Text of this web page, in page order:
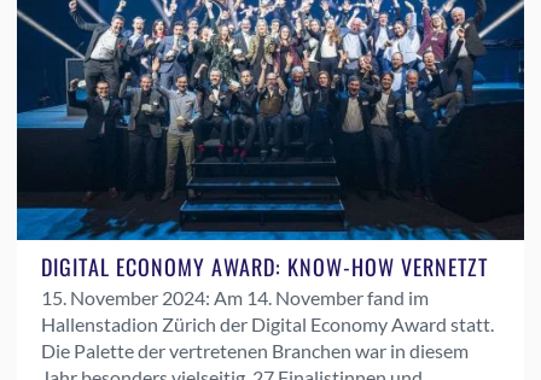
DIGITAL ECONOMY AWARD: KNOW-HOW VERNETZT
15. November 2024: Am 14. November fand im
Hallenstadion Zürich der Digital Economy Award statt.
Die Palette der vertretenen Branchen war in diesem